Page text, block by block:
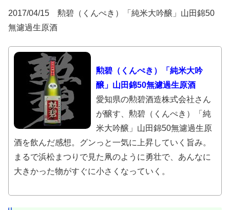
2017/04/15 勲碧（くんぺき）「純米大吟醸」山田錦50
無濾過生原酒
勲碧（くんぺき）「純米大吟
醸」山田錦50無濾過生原酒
愛知県の勲碧酒造株式会社さん
が醸す、勲碧（くんぺき）「純
米大吟醸」山田錦50無濾過生原
酒を飲んだ感想。グンっと一気に上昇していく旨み。
まるで浜松まつりで見た凧のように勇壮で、あんなに
大きかった物がすぐに小さくなっていく。